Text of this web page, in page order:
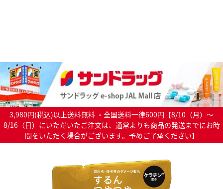
3,980円(税込)以上送料無料 ・全国送料一律600円【8/10（月）～
8/16（日）にいただいたご注文は、通常よりも商品の発送までにお時
間をいただく場合がございます。予めご了承ください】